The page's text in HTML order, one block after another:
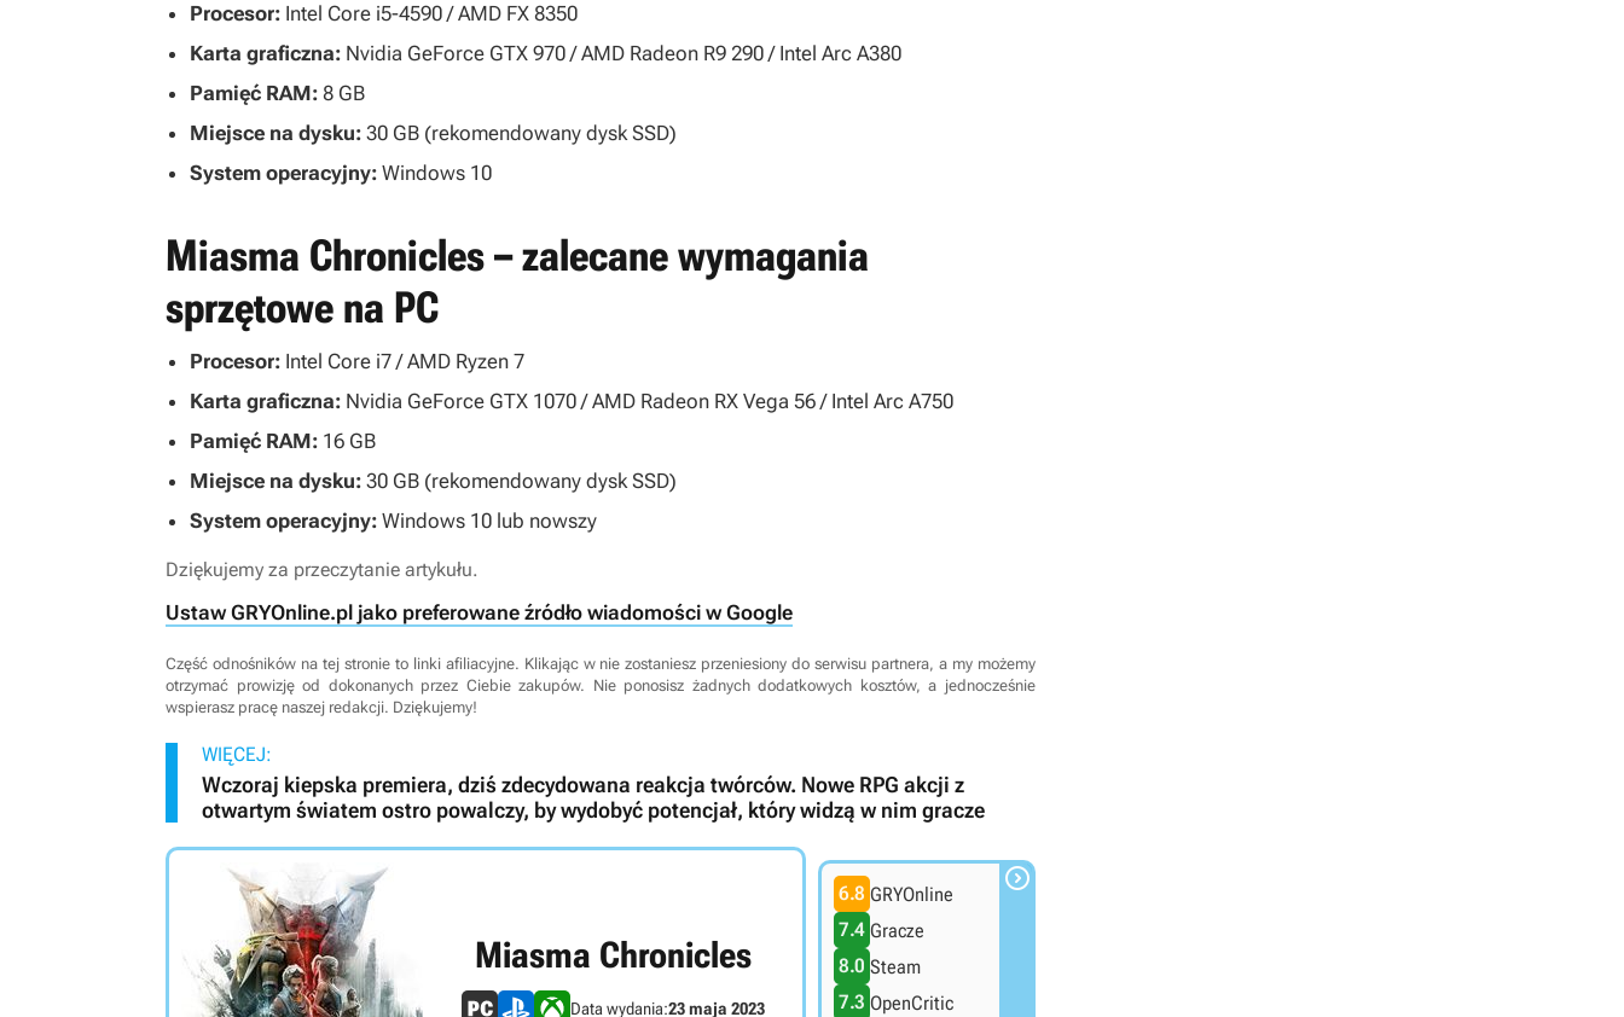
Procesor: Intel Core i5-4590 / AMD FX 8350
Karta graficzna: Nvidia GeForce GTX 970 / AMD Radeon R9 290 / Intel Arc A380
Pamięć RAM: 8 GB
Miejsce na dysku: 30 GB (rekomendowany dysk SSD)
System operacyjny: Windows 10
Miasma Chronicles – zalecane wymagania
sprzętowe na PC
Procesor: Intel Core i7 / AMD Ryzen 7
Karta graficzna: Nvidia GeForce GTX 1070 / AMD Radeon RX Vega 56 / Intel Arc A750
Pamięć RAM: 16 GB
Miejsce na dysku: 30 GB (rekomendowany dysk SSD)
System operacyjny: Windows 10 lub nowszy
Dziękujemy za przeczytanie artykułu.
Ustaw GRYOnline.pl jako preferowane źródło wiadomości w Google
Część odnośników na tej stronie to linki afiliacyjne. Klikając w nie zostaniesz przeniesiony do serwisu partnera, a my możemy
otrzymać prowizję od dokonanych przez Ciebie zakupów. Nie ponosisz żadnych dodatkowych kosztów, a jednocześnie
wspierasz pracę naszej redakcji. Dziękujemy!
WIĘCEJ:
Wczoraj kiepska premiera, dziś zdecydowana reakcja twórców. Nowe RPG akcji z
otwartym światem ostro powalczy, by wydobyć potencjał, który widzą w nim gracze
Miasma Chronicles
Data wydania:23 maja 2023
6.8 GRYOnline
7.4 Gracze
8.0 Steam
7.3 OpenCritic
